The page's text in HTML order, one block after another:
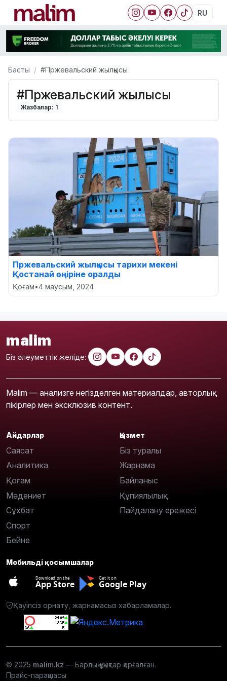
RU
Басты #Пржевальский жылқысы
#Пржевальский жылқысы
Жазбалар: 1
Пржевальский жылқысы тарихи мекені
Қостанай өңіріне оралды
Қоғам•4 маусым, 2024
malim
Біз әлеуметтік желіде:
Malim — анализге негізделген материалдар, авторлық
пікірлер мен эксклюзив контент.
Айдарлар
Саясат
Аналитика
Қоғам
Мәдениет
Сұхбат
Спорт
Бейне
Қызмет
Біз туралы
Жарнама
Байланыс
Құпиялылық
Пайдалану ережесі
Мобильді қосымшалар
Download on the
App Store
Get it on
Google Play
Қауіпсіз орнату, жарнамасыз хабарламалар.
© 2025 malim.kz — Барлық құқықтар қорғалған.
Прайс-парақшасы